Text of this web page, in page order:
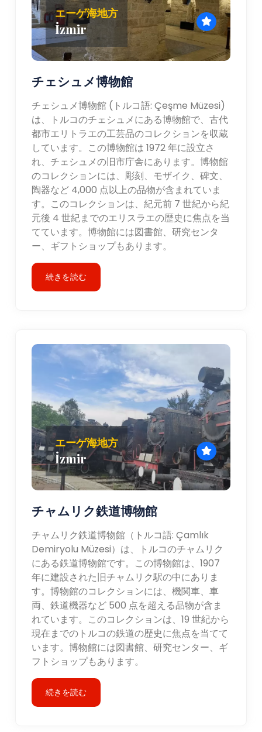
エーゲ海地方
İzmir
チェシュメ博物館
チェシュメ博物館 (トルコ語: Çeşme Müzesi)
は、トルコのチェシュメにある博物館で、古代
都市エリトラエの工芸品のコレクションを収蔵
しています。この博物館は 1972 年に設立さ
れ、チェシュメの旧市庁舎にあります。博物館
のコレクションには、彫刻、モザイク、碑文、
陶器など 4,000 点以上の品物が含まれていま
す。このコレクションは、紀元前 7 世紀から紀
元後 4 世紀までのエリスラエの歴史に焦点を当
てています。博物館には図書館、研究センタ
ー、ギフトショップもあります。
続きを読む
エーゲ海地方
İzmir
チャムリク鉄道博物館
チャムリク鉄道博物館（トルコ語: Çamlık
Demiryolu Müzesi）は、トルコのチャムリク
にある鉄道博物館です。この博物館は、1907
年に建設された旧チャムリク駅の中にありま
す。博物館のコレクションには、機関車、車
両、鉄道機器など 500 点を超える品物が含ま
れています。このコレクションは、19 世紀から
現在までのトルコの鉄道の歴史に焦点を当てて
います。博物館には図書館、研究センター、ギ
フトショップもあります。
続きを読む